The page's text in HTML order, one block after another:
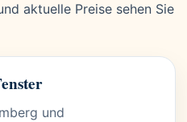
aktuelle Preise sehen Sie
und